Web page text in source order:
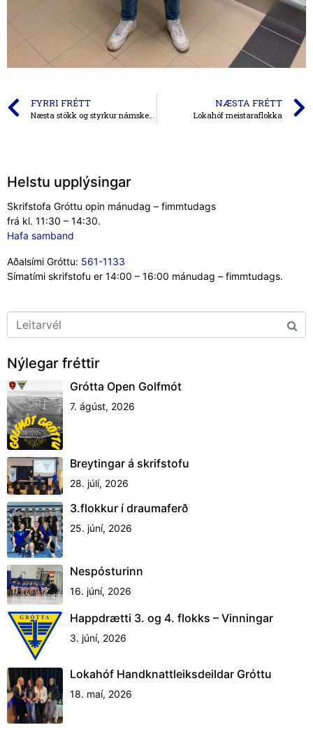
FYRRI FRÉTT
Næsta stökk og styrkur námskeið hefst 22. júní
NÆSTA FRÉTT
Lokahóf meistaraflokka
Helstu upplýsingar
Skrifstofa Gróttu opin mánudag – fimmtudags
frá kl. 11:30 – 14:30.
Hafa samband
Aðalsími Gróttu: 561-1133
Símatími skrifstofu er 14:00 – 16:00 mánudag – fimmtudags.
Nýlegar fréttir
Grótta Open Golfmót
7. ágúst, 2026
Breytingar á skrifstofu
28. júlí, 2026
3.flokkur í draumaferð
25. júní, 2026
Nespósturinn
16. júní, 2026
Happdrætti 3. og 4. flokks – Vinningar
3. júní, 2026
Lokahóf Handknattleiksdeildar Gróttu
18. maí, 2026